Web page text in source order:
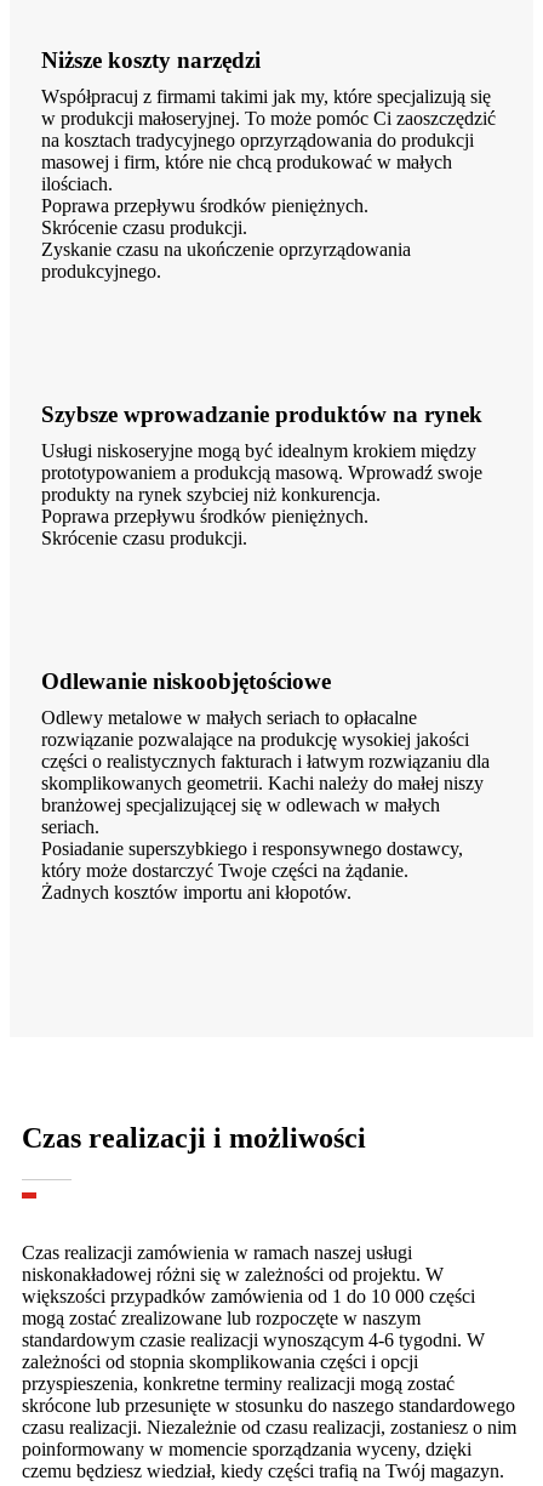
Niższe koszty narzędzi
Współpracuj z firmami takimi jak my, które specjalizują się
w produkcji małoseryjnej. To może pomóc Ci zaoszczędzić
na kosztach tradycyjnego oprzyrządowania do produkcji
masowej i firm, które nie chcą produkować w małych
ilościach.
Poprawa przepływu środków pieniężnych.
Skrócenie czasu produkcji.
Zyskanie czasu na ukończenie oprzyrządowania
produkcyjnego.
Szybsze wprowadzanie produktów na rynek
Usługi niskoseryjne mogą być idealnym krokiem między
prototypowaniem a produkcją masową. Wprowadź swoje
produkty na rynek szybciej niż konkurencja.
Poprawa przepływu środków pieniężnych.
Skrócenie czasu produkcji.
Odlewanie niskoobjętościowe
Odlewy metalowe w małych seriach to opłacalne
rozwiązanie pozwalające na produkcję wysokiej jakości
części o realistycznych fakturach i łatwym rozwiązaniu dla
skomplikowanych geometrii. Kachi należy do małej niszy
branżowej specjalizującej się w odlewach w małych
seriach.
Posiadanie superszybkiego i responsywnego dostawcy,
który może dostarczyć Twoje części na żądanie.
Żadnych kosztów importu ani kłopotów.
Czas realizacji i możliwości
Czas realizacji zamówienia w ramach naszej usługi
niskonakładowej różni się w zależności od projektu. W
większości przypadków zamówienia od 1 do 10 000 części
mogą zostać zrealizowane lub rozpoczęte w naszym
standardowym czasie realizacji wynoszącym 4-6 tygodni. W
zależności od stopnia skomplikowania części i opcji
przyspieszenia, konkretne terminy realizacji mogą zostać
skrócone lub przesunięte w stosunku do naszego standardowego
czasu realizacji. Niezależnie od czasu realizacji, zostaniesz o nim
poinformowany w momencie sporządzania wyceny, dzięki
czemu będziesz wiedział, kiedy części trafią na Twój magazyn.